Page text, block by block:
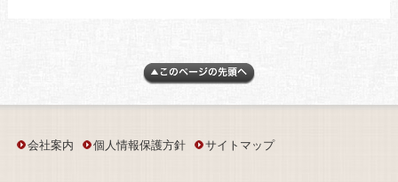
会社案内 個人情報保護方針 サイトマップ